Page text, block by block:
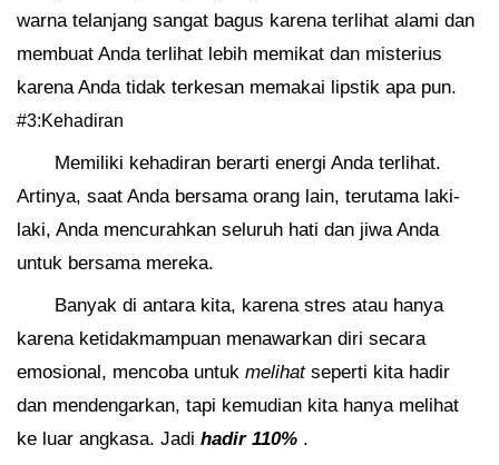
warna telanjang sangat bagus karena terlihat alami dan
membuat Anda terlihat lebih memikat dan misterius
karena Anda tidak terkesan memakai lipstik apa pun.
#3:Kehadiran
Memiliki kehadiran berarti energi Anda terlihat.
Artinya, saat Anda bersama orang lain, terutama laki-
laki, Anda mencurahkan seluruh hati dan jiwa Anda
untuk bersama mereka.
Banyak di antara kita, karena stres atau hanya
karena ketidakmampuan menawarkan diri secara
emosional, mencoba untuk melihatseperti kita hadir
dan mendengarkan, tapi kemudian kita hanya melihat
ke luar angkasa. Jadi hadir 110% .